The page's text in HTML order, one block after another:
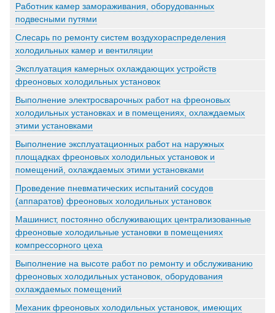
Работник камер замораживания, оборудованных
подвесными путями
Слесарь по ремонту систем воздухораспределения
холодильных камер и вентиляции
Эксплуатация камерных охлаждающих устройств
фреоновых холодильных установок
Выполнение электросварочных работ на фреоновых
холодильных установках и в помещениях, охлаждаемых
этими установками
Выполнение эксплуатационных работ на наружных
площадках фреоновых холодильных установок и
помещений, охлаждаемых этими установками
Проведение пневматических испытаний сосудов
(аппаратов) фреоновых холодильных установок
Машинист, постоянно обслуживающих централизованные
фреоновые холодильные установки в помещениях
компрессорного цеха
Выполнение на высоте работ по ремонту и обслуживанию
фреоновых холодильных установок, оборудования
охлаждаемых помещений
Механик фреоновых холодильных установок, имеющих